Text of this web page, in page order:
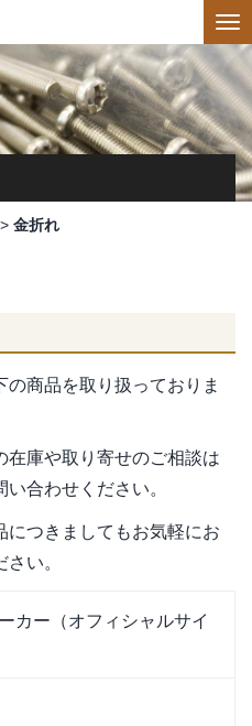
> 金折れ
の商品を取り扱っておりま
在庫や取り寄せのご相談は
合わせください。
につきましてもお気軽にお
い。
カー（オフィシャルサイ